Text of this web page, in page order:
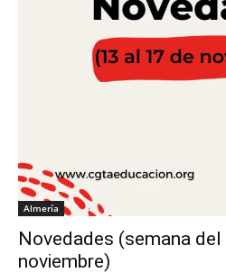
Almería
Novedades (semana
noviembre)